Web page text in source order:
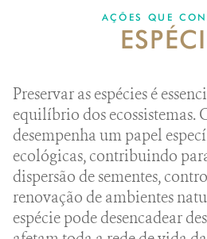
AÇÕES QUE
Preservar as espécies é
equilíbrio dos ecossistemas.
desempenha um papel
ecológicas, contribuindo
dispersão de sementes,
renovação de ambientes
espécie pode desencadear